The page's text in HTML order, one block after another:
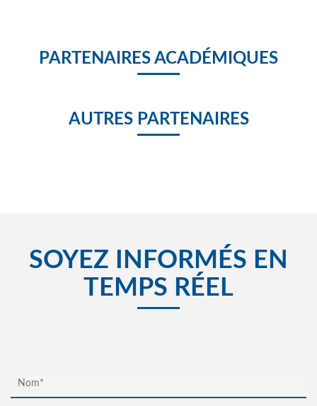
PARTENAIRES ACADÉMIQUES
AUTRES PARTENAIRES
SOYEZ INFORMÉS EN
TEMPS RÉEL